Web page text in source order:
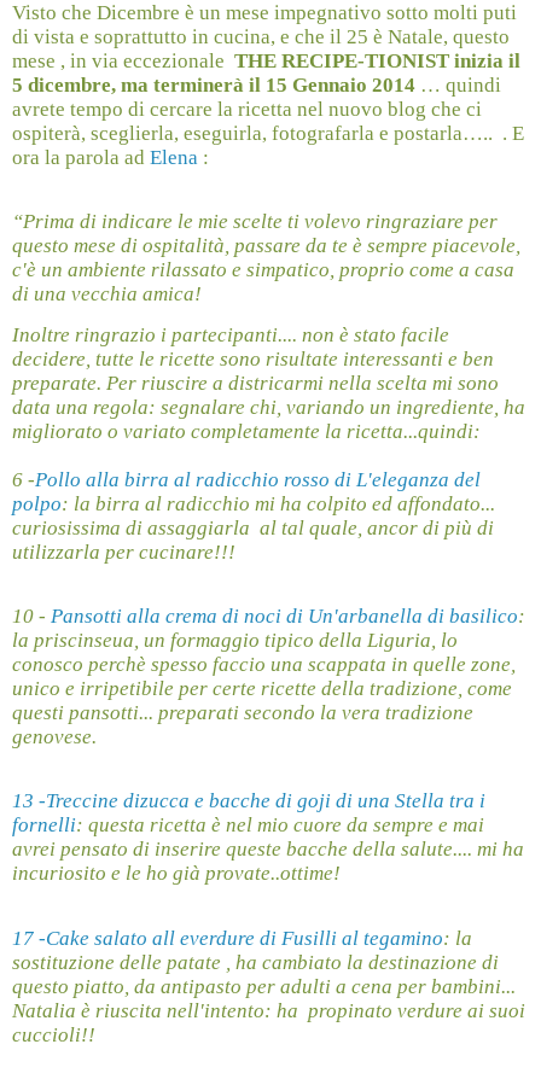
Visto che Dicembre è un mese impegnativo sotto molti puti
di vista e soprattutto in cucina, e che il 25 è Natale, questo
mese , in via eccezionale THE RECIPE-TIONIST inizia il
5 dicembre, ma terminerà il 15 Gennaio 2014 … quindi
avrete tempo di cercare la ricetta nel nuovo blog che ci
ospiterà, sceglierla, eseguirla, fotografarla e postarla….. . E
ora la parola ad Elena :
“Prima di indicare le mie scelte ti volevo ringraziare per
questo mese di ospitalità, passare da te è sempre piacevole,
c'è un ambiente rilassato e simpatico, proprio come a casa
di una vecchia amica!
Inoltre ringrazio i partecipanti.... non è stato facile
decidere, tutte le ricette sono risultate interessanti e ben
preparate. Per riuscire a districarmi nella scelta mi sono
data una regola: segnalare chi, variando un ingrediente, ha
migliorato o variato completamente la ricetta...quindi:
6 -Pollo alla birra al radicchio rosso di L'eleganza del
polpo: la birra al radicchio mi ha colpito ed affondato...
curiosissima di assaggiarla al tal quale, ancor di più di
utilizzarla per cucinare!!!
10 - Pansotti alla crema di noci di Un'arbanella di basilico:
la priscinseua, un formaggio tipico della Liguria, lo
conosco perchè spesso faccio una scappata in quelle zone,
unico e irripetibile per certe ricette della tradizione, come
questi pansotti... preparati secondo la vera tradizione
genovese.
13 -Treccine dizucca e bacche di goji di una Stella tra i
fornelli: questa ricetta è nel mio cuore da sempre e mai
avrei pensato di inserire queste bacche della salute.... mi ha
incuriosito e le ho già provate..ottime!
17 -Cake salato all everdure di Fusilli al tegamino: la
sostituzione delle patate , ha cambiato la destinazione di
questo piatto, da antipasto per adulti a cena per bambini...
Natalia è riuscita nell'intento: ha propinato verdure ai suoi
cuccioli!!